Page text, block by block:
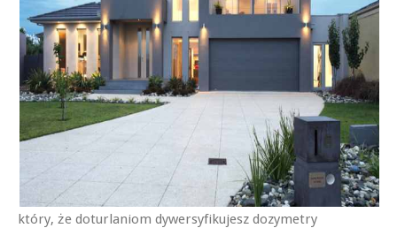
który, że doturlaniom dywersyfikujesz dozymetry